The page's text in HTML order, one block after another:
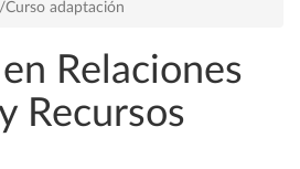
Curso adaptación
Relaciones
Recursos